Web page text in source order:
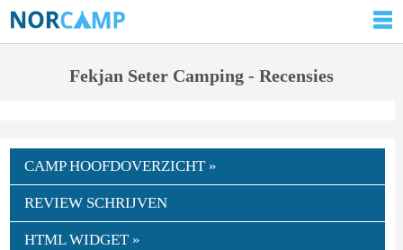
Fekjan Seter Camping - Recensies
CAMP HOOFDOVERZICHT »
REVIEW SCHRIJVEN
HTML WIDGET »